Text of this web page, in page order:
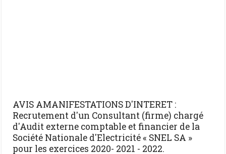
AVIS AMANIFESTATIONS D'INTERET :
Recrutement d'un Consultant (firme) chargé
d'Audit externe comptable et financier de la
Société Nationale d'Electricité « SNEL SA »
pour les exercices 2020- 2021 - 2022.